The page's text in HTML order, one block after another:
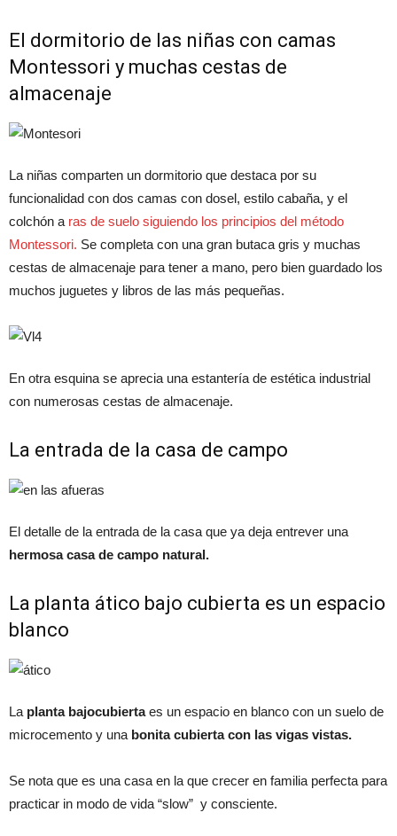
El dormitorio de las niñas con camas
Montessori y muchas cestas de
almacenaje
La niñas comparten un dormitorio que destaca por su
funcionalidad con dos camas con dosel, estilo cabaña, y el
colchón a ras de suelo siguiendo los principios del método
Montessori. Se completa con una gran butaca gris y muchas
cestas de almacenaje para tener a mano, pero bien guardado los
muchos juguetes y libros de las más pequeñas.
En otra esquina se aprecia una estantería de estética industrial
con numerosas cestas de almacenaje.
La entrada de la casa de campo
El detalle de la entrada de la casa que ya deja entrever una
hermosa casa de campo natural.
La planta ático bajo cubierta es un espacio
blanco
La planta bajocubiertaes un espacio en blanco con un suelo de
microcemento y una bonita cubierta con las vigas vistas.
Se nota que es una casa en la que crecer en familia perfecta para
practicar in modo de vida “slow” y consciente.